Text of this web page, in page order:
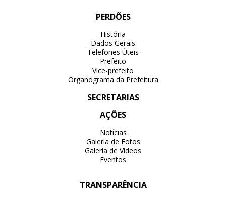
PERDÕES
História
Dados Gerais
Telefones Úteis
Prefeito
Vice-prefeito
Organograma da Prefeitura
SECRETARIAS
AÇÕES
Notícias
Galeria de Fotos
Galeria de Vídeos
Eventos
TRANSPARÊNCIA